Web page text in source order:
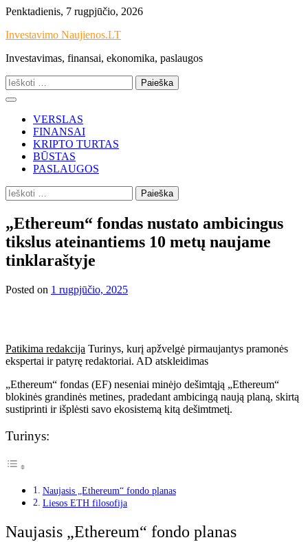
Skip
content
Penktadienis, 7 rugpjūčio, 2026
Investavimo Naujienos.LT
Investavimas, finansai, ekonomika, paslaugos
Ieškoti:
VERSLAS
FINANSAI
KRIPTO TURTAS
BŪSTAS
PASLAUGOS
Ieškoti:
„Ethereum“ fondas nustato ambicingus
tikslus ateinantiems 10 metų naujame
tinklaraštyje
Posted on 1 rugpjūčio, 2025
Patikima redakcija Turinys, kurį apžvelgė pirmaujantys pramonės
ekspertai ir patyrę redaktoriai. AD atskleidimas
„Ethereum“ fondas (EF) neseniai minėjo dešimtąją „Ethereum“
blokinės grandinės metines, pradedant ambicingą naują planą, skirtą
sustiprinti ir išplėsti savo ekosistemą kitą dešimtmetį.
Turinys:
Naujasis „Ethereum“ fondo planas
Liesos ETH filosofija
Naujasis „Ethereum“ fondo planas